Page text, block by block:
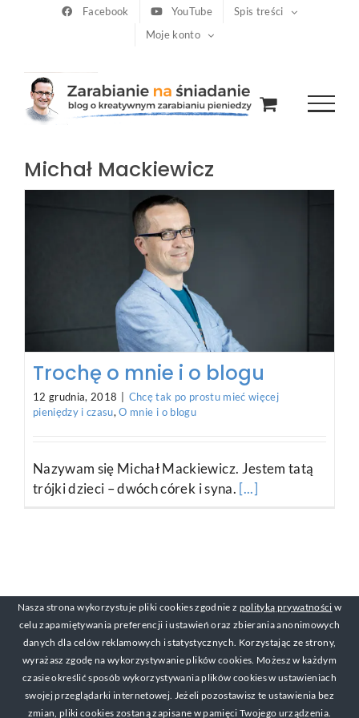
Facebook YouTube
Spis treści
Moje konto
Michał Mackiewicz
Trochę o mnie i o blogu
12 grudnia, 2018
Chcę tak po prostu mieć więcej
pieniędzy i czasu,O mnie i o blogu
Nazywam się Michał Mackiewicz. Jestem tatą
trójki dzieci – dwóch córek i syna. [...]
© Copyright 2017-2019 Michał Mackiewicz Kontakt:
Nasza strona wykorzystuje pliki cookies zgodnie z polityką prywatności w
celu zapamiętywania preferencji i ustawień oraz zbierania anonimowych
danych dla celów reklamowych i statystycznych. Korzystając ze strony,
wyrażasz zgodę na wykorzystywanie plików cookies. Możesz w każdym
czasie określić sposób wykorzystywania plików cookies w ustawieniach
swojej przeglądarki internetowej. Jeżeli pozostawisz te ustawienia bez
zmian, pliki cookies zostaną zapisane w pamięci Twojego urządzenia.